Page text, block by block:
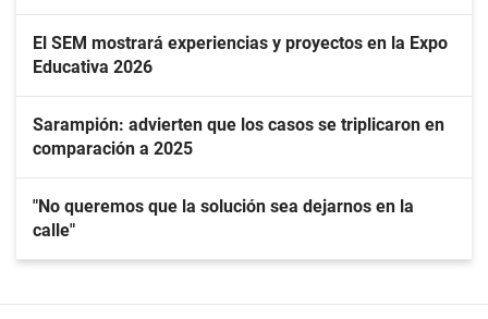
El SEM mostrará experiencias y proyectos en la Expo
Educativa 2026
Sarampión: advierten que los casos se triplicaron en
comparación a 2025
"No queremos que la solución sea dejarnos en la
calle"